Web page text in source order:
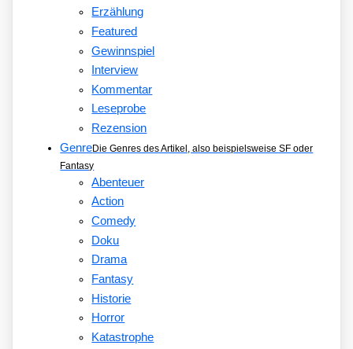
Erzählung
Featured
Gewinnspiel
Interview
Kommentar
Leseprobe
Rezension
GenreDie Genres des Artikel, also beispielsweise SF oder
Fantasy
Abenteuer
Action
Comedy
Doku
Drama
Fantasy
Historie
Horror
Katastrophe